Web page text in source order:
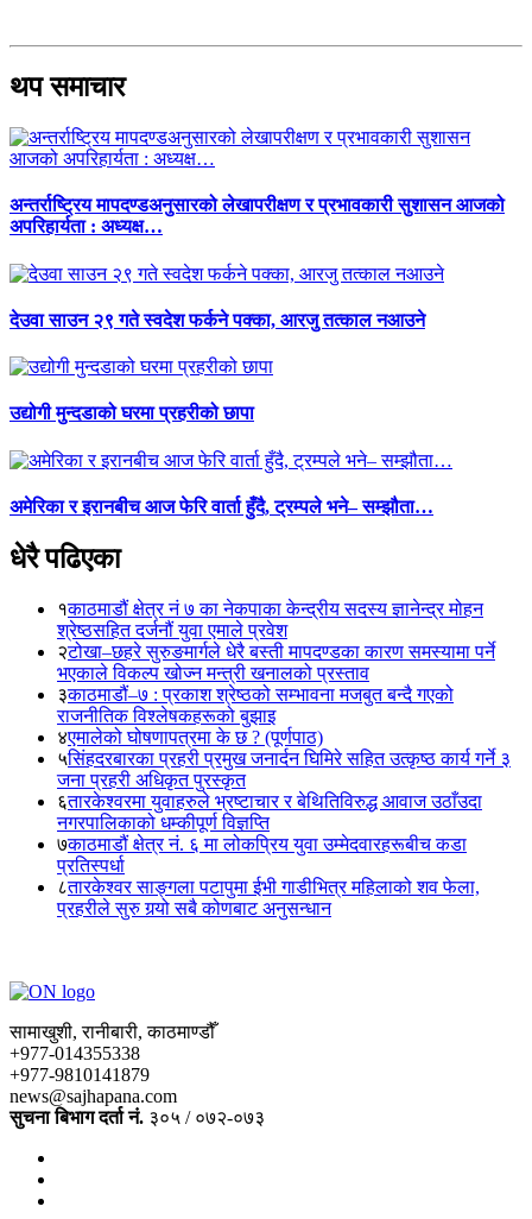
थप समाचार
अन्तर्राष्ट्रिय मापदण्डअनुसारको लेखापरीक्षण र प्रभावकारी सुशासन आजको
अपरिहार्यता : अध्यक्ष…
देउवा साउन २९ गते स्वदेश फर्कने पक्का, आरजु तत्काल नआउने
उद्योगी मुन्दडाको घरमा प्रहरीको छापा
अमेरिका र इरानबीच आज फेरि वार्ता हुँदै, ट्रम्पले भने– सम्झौता…
धेरै पढिएका
१काठमाडौं क्षेत्र नं ७ का नेकपाका केन्द्रीय सदस्य ज्ञानेन्द्र मोहन
श्रेष्ठसहित दर्जनौं युवा एमाले प्रवेश
२टोखा–छहरे सुरुङमार्गले धेरै बस्ती मापदण्डका कारण समस्यामा पर्ने
भएकाले विकल्प खोज्न मन्त्री खनालको प्रस्ताव
३काठमाडौं–७ : प्रकाश श्रेष्ठको सम्भावना मजबुत बन्दै गएको
राजनीतिक विश्लेषकहरूको बुझाइ
४एमालेको घोषणापत्रमा के छ ? (पूर्णपाठ)
५सिंहदरबारका प्रहरी प्रमुख जनार्दन घिमिरे सहित उत्कृष्ठ कार्य गर्ने ३
जना प्रहरी अधिकृत पुरस्कृत
६तारकेश्वरमा युवाहरुले भ्रष्टाचार र बेथितिविरुद्ध आवाज उठाँउदा
नगरपालिकाको धम्कीपूर्ण विज्ञप्ति
७काठमाडौं क्षेत्र नं. ६ मा लोकप्रिय युवा उम्मेदवारहरूबीच कडा
प्रतिस्पर्धा
८तारकेश्वर साङ्गला पटापुमा ईभी गाडीभित्र महिलाको शव फेला,
प्रहरीले सुरु गर्‍यो सबै कोणबाट अनुसन्धान
सामाखुशी, रानीबारी, काठमाण्डौँ
+977-014355338
+977-9810141879
news@sajhapana.com
सुचना बिभाग दर्ता नं. ३०५ / ०७२-०७३